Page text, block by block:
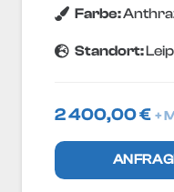
Farbe:
Standort:
2 400,00€ +